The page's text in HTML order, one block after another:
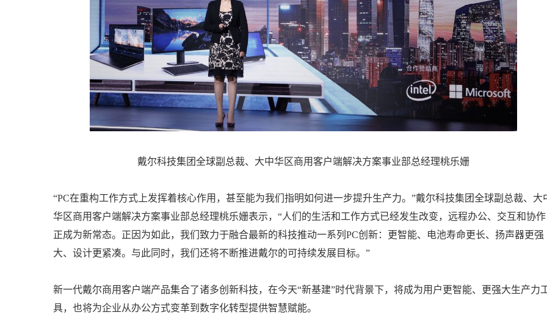
戴尔科技集团全球副总裁、大中华区商用客户端解决方案事业部总经理桃乐姗
“PC在重构工作方式上发挥着核心作用，甚至能为我们指明如何进一步提升生产力。”戴尔科技集团全球副总裁、大
华区商用客户端解决方案事业部总经理桃乐姗表示，“人们的生活和工作方式已经发生改变，远程办公、交互和协作
正成为新常态。正因为如此，我们致力于融合最新的科技推动一系列PC创新：更智能、电池寿命更长、扬声器更强
大、设计更紧凑。与此同时，我们还将不断推进戴尔的可持续发展目标。”
新一代戴尔商用客户端产品集合了诸多创新科技，在今天“新基建”时代背景下，将成为用户更智能、更强大生产力
具，也将为企业从办公方式变革到数字化转型提供智慧赋能。